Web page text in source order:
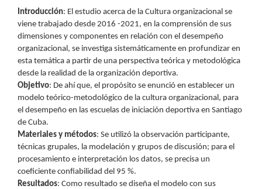
Introducción: El estudio acerca de la Cultura organizacional se
viene trabajado desde 2016 -2021, en la comprensión de sus
dimensiones y componentes en relación con el desempeño
organizacional, se investiga sistemáticamente en profundizar en
esta temática a partir de una perspectiva teórica y metodológica
desde la realidad de la organización deportiva.
Objetivo: De ahí que, el propósito se enunció en establecer un
modelo teórico-metodológico de la cultura organizacional, para
el desempeño en las escuelas de iniciación deportiva en Santiago
de Cuba.
Materiales y métodos: Se utilizó la observación participante,
técnicas grupales, la modelación y grupos de discusión; para el
procesamiento e interpretación los datos, se precisa un
coeficiente confiabilidad del 95 %.
Resultados: Como resultado se diseña el modelo con sus